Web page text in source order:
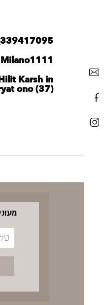
339417095_962207428270560_8827630027855185157_n
Milano1111
Karsh in
ono (37)